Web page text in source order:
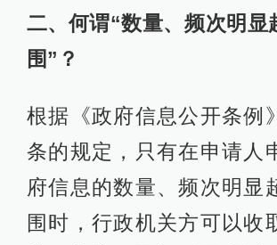
二、何谓“数量、频次明显
围”？
根据《政府信息公开条例
条的规定，只有在申请人
府信息的数量、频次明显
围时，行政机关方可以收